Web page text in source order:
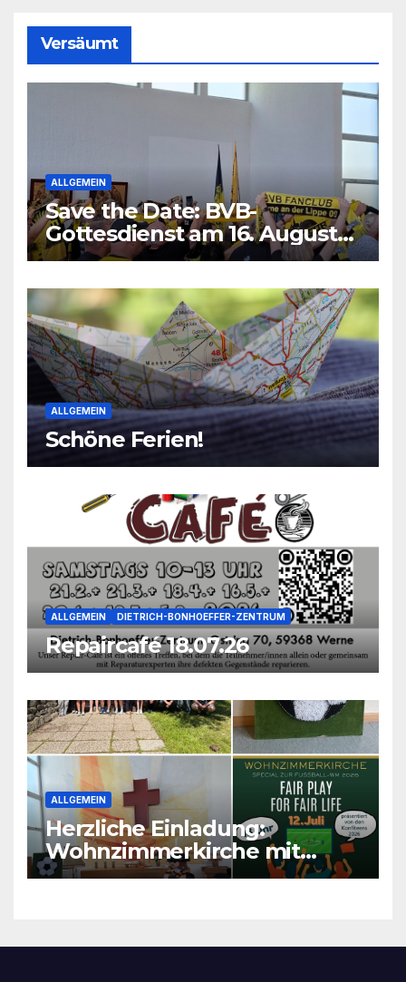
Versäumt
ALLGEMEIN
Save the Date: BVB-
Gottesdienst am 16. August
2026
ALLGEMEIN
Schöne Ferien!
ALLGEMEIN DIETRICH-BONHOEFFER-ZENTRUM
Repaircafé 18.07.26
ALLGEMEIN
Herzliche Einladung:
Wohnzimmerkirche mit
unseren Konfis